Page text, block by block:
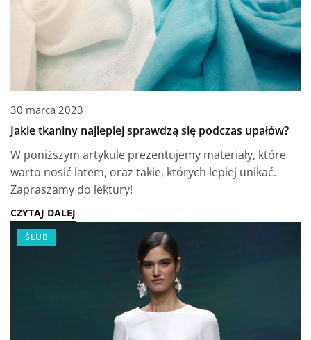
30 marca 2023
Jakie tkaniny najlepiej sprawdzą się podczas upałów?
W poniższym artykule prezentujemy materiały, które
warto nosić latem, oraz takie, których lepiej unikać.
Zapraszamy do lektury!
CZYTAJ DALEJ
ŚLUB